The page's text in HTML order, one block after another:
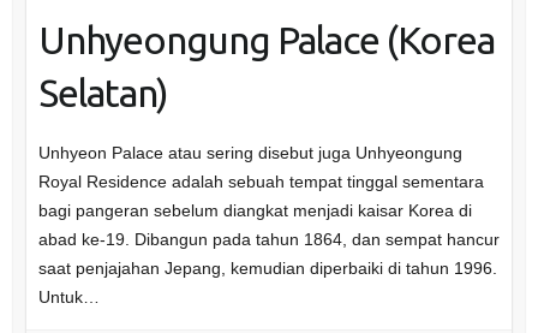
Unhyeongung Palace (Korea
Selatan)
Unhyeon Palace atau sering disebut juga Unhyeongung
Royal Residence adalah sebuah tempat tinggal sementara
bagi pangeran sebelum diangkat menjadi kaisar Korea di
abad ke-19. Dibangun pada tahun 1864, dan sempat hancur
saat penjajahan Jepang, kemudian diperbaiki di tahun 1996.
Untuk…